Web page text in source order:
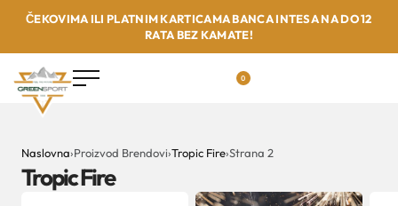
ČEKOVIMA ILI PLATNIM KARTICAMA BANCA INTESA NA DO 12
RATA BEZ KAMATE!
0
Naslovna›Proizvod Brendovi›Tropic Fire›Strana 2
Tropic Fire